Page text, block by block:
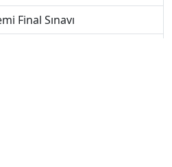
Final Sınavı